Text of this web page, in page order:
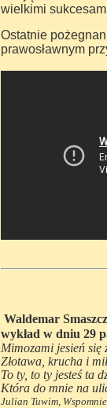
wielkimi
Ostatnie
prawosławnym
Waldemar
wykład w dniu 29
Mimozami jesień się
Złotawa, krucha i
To ty, to ty jesteś ta
Która do mnie na
Julian Tuwim,